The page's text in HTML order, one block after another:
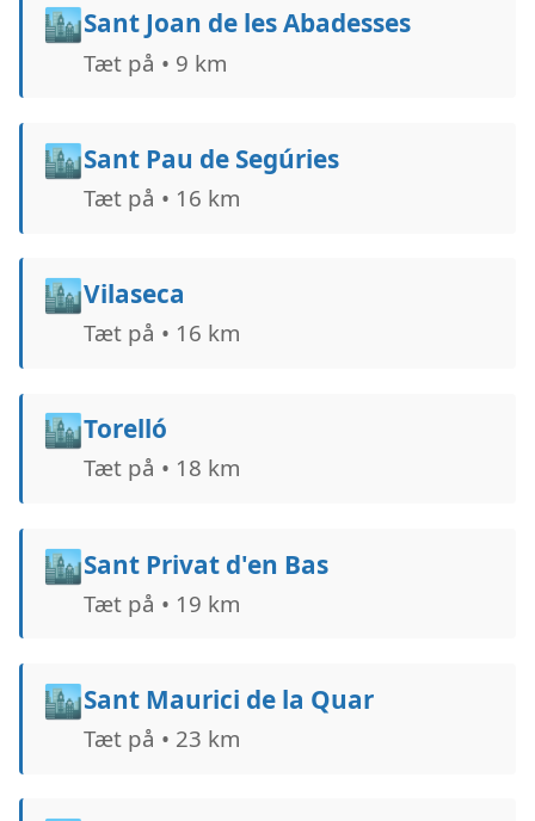
🏙️Sant Joan de les Abadesses
Tæt på • 9 km
🏙️Sant Pau de Segúries
Tæt på • 16 km
🏙️Vilaseca
Tæt på • 16 km
🏙️Torelló
Tæt på • 18 km
🏙️Sant Privat d'en Bas
Tæt på • 19 km
🏙️Sant Maurici de la Quar
Tæt på • 23 km